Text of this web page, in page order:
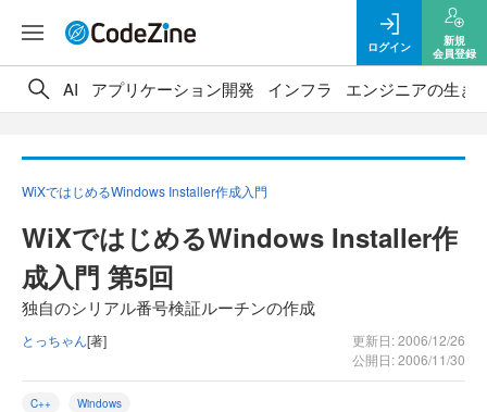
ログイン
新規
会員登録
AI アプリケーション開発 インフラ エンジニアの生き
WiXではじめるWindows Installer作成入門
WiXではじめるWindows Installer作
成入門 第5回
独自のシリアル番号検証ルーチンの作成
とっちゃん[著]
更新日: 2006/12/26
公開日: 2006/11/30
C++ Windows